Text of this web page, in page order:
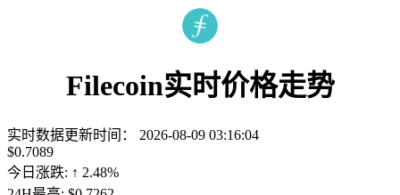
Filecoin实时价格走势
实时数据更新时间：
2026-08-09 03:16:04
$0.7089
今日涨跌: ↑ 2.48%